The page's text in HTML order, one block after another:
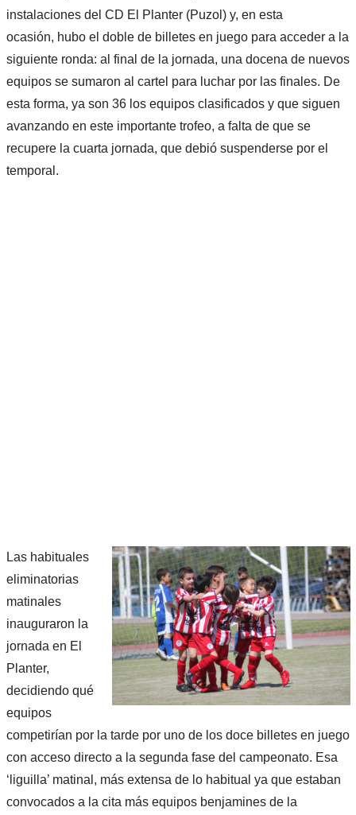
instalaciones del CD El Planter (Puzol) y, en esta
ocasión, hubo el doble de billetes en juego para acceder a la
siguiente ronda: al final de la jornada, una docena de nuevos
equipos se sumaron al cartel para luchar por las finales. De
esta forma, ya son 36 los equipos clasificados y que siguen
avanzando en este importante trofeo, a falta de que se
recupere la cuarta jornada, que debió suspenderse por el
temporal.
Las habituales
eliminatorias
matinales
inauguraron la
jornada en El
Planter,
decidiendo qué
equipos
competirían por la tarde por uno de los doce billetes en juego
con acceso directo a la segunda fase del campeonato. Esa
‘liguilla’ matinal, más extensa de lo habitual ya que estaban
convocados a la cita más equipos benjamines de la